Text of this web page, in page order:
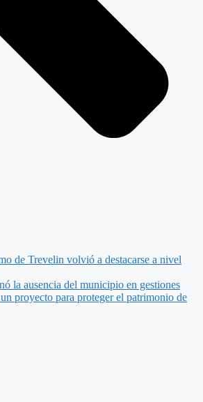
de Trevelin volvió a destacarse a nivel
la ausencia del municipio en gestiones
proyecto para proteger el patrimonio de